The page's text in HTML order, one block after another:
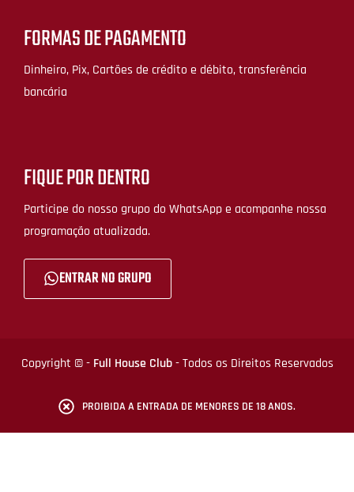
FORMAS DE PAGAMENTO
Dinheiro, Pix, Cartões de crédito e débito, transferência
bancária
FIQUE POR DENTRO
Participe do nosso grupo do WhatsApp e acompanhe nossa
programação atualizada.
ENTRAR NO GRUPO
Copyright © - Full House Club- Todos os Direitos Reservados
PROIBIDA A ENTRADA DE MENORES DE 18 ANOS.